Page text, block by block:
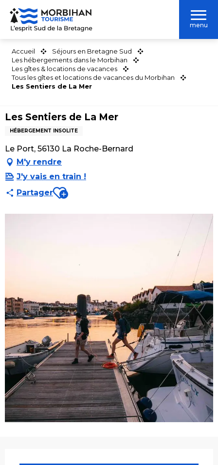
Aller
contenu
menu
Accueil
Séjours en Bretagne Sud
Les hébergements dans le Morbihan
Les gîtes & locations de vacances
Tous les gîtes et locations de vacances du Morbihan
Les Sentiers de La Mer
Les Sentiers de La Mer
HÉBERGEMENT INSOLITE
Le Port, 56130 La Roche-Bernard
M'y rendre
J'y vais en train !
PartagerAjouter aux favoris